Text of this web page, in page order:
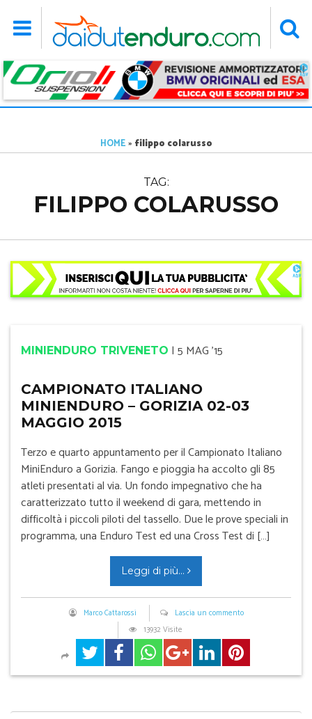
HOME» filippo colarusso
TAG:
FILIPPO COLARUSSO
MINIENDURO TRIVENETO | 5 MAG '15
CAMPIONATO ITALIANO
MINIENDURO – GORIZIA 02-03
MAGGIO 2015
Terzo e quarto appuntamento per il Campionato Italiano
MiniEnduro a Gorizia. Fango e pioggia ha accolto gli 85
atleti presentati al via. Un fondo impegnativo che ha
caratterizzato tutto il weekend di gara, mettendo in
difficoltà i piccoli piloti del tassello. Due le prove speciali in
programma, una Enduro Test ed una Cross Test di […]
Leggi di più...
Marco Cattarossi
Lascia un commento
13932 Visite